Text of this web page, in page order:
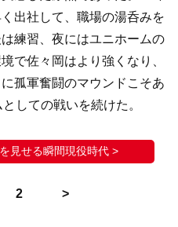
出社して、職場の湯呑みを
練習、夜にはユニホームの
で佐々岡はより強くなり、
孤軍奮闘のマウンドこそあ
しての戦いを続けた。
見せる瞬間現役時代 >
2